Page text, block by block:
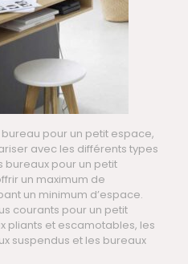
bureau pour un petit espace,
avec les différents types
bureaux pour un petit
un maximum de
un minimum d’espace.
courants pour un petit
pliants et escamotables, les
suspendus et les bureaux